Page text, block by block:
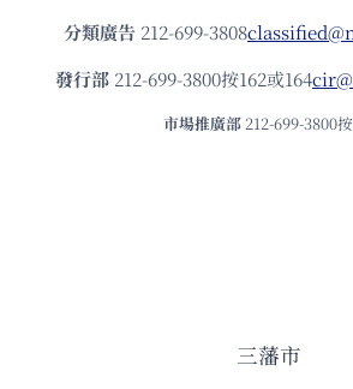
分類廣告 212-699-3808
發⾏部 212-699-3800按162或164
市場推廣部 212-699-3800按
三藩市